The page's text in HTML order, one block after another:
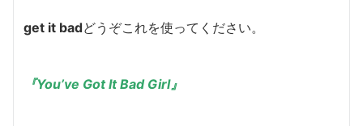
get it badどうぞこれを使ってください。
『You’ve Got It Bad Girl』